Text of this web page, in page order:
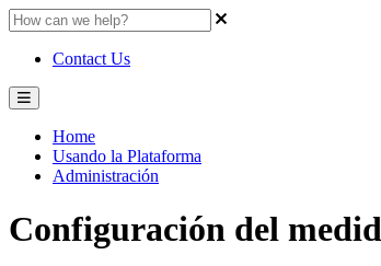
Contact Us
Home
Usando la Plataforma
Administración
Configuración del